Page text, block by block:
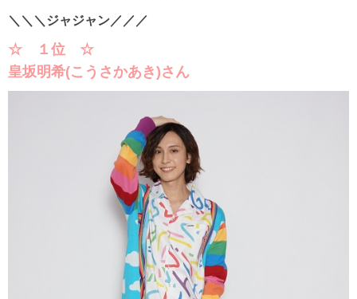
＼＼＼ジャジャン／／／
☆ １位 ☆
皇坂明希(こうさかあき)さん